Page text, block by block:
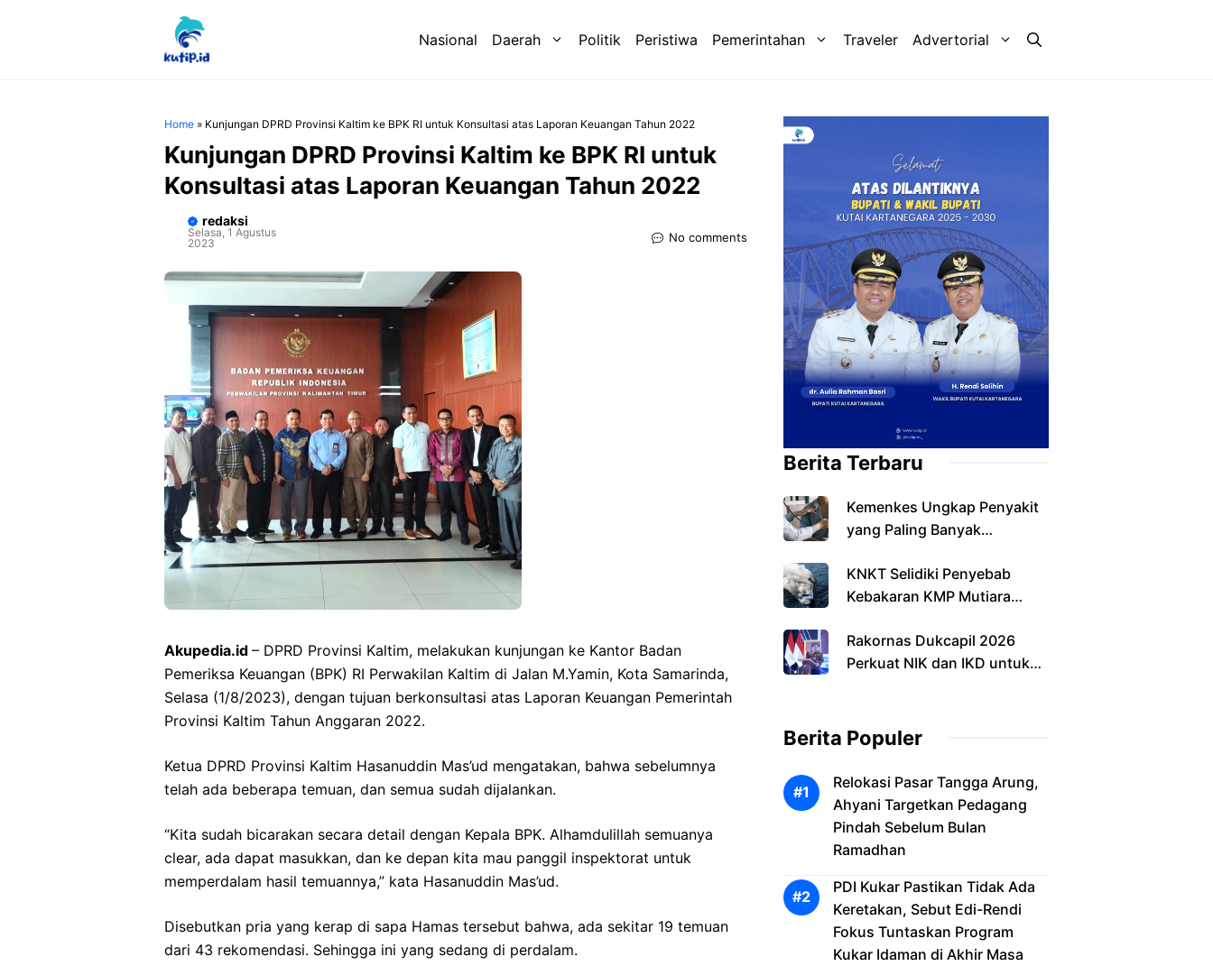
Nasional Daerah Politik Peristiwa Pemerintahan Traveler Advertorial
Home » Kunjungan DPRD Provinsi Kaltim ke BPK RI untuk Konsultasi atas Laporan Keuangan Tahun 2022
Kunjungan DPRD Provinsi Kaltim ke BPK RI untuk
Konsultasi atas Laporan Keuangan Tahun 2022
redaksi
Selasa, 1 Agustus
2023
No comments
Akupedia.id – DPRD Provinsi Kaltim, melakukan kunjungan ke Kantor Badan
Pemeriksa Keuangan (BPK) RI Perwakilan Kaltim di Jalan M.Yamin, Kota Samarinda,
Selasa (1/8/2023), dengan tujuan berkonsultasi atas Laporan Keuangan Pemerintah
Provinsi Kaltim Tahun Anggaran 2022.
Ketua DPRD Provinsi Kaltim Hasanuddin Mas’ud mengatakan, bahwa sebelumnya
telah ada beberapa temuan, dan semua sudah dijalankan.
“Kita sudah bicarakan secara detail dengan Kepala BPK. Alhamdulillah semuanya
clear, ada dapat masukkan, dan ke depan kita mau panggil inspektorat untuk
memperdalam hasil temuannya,” kata Hasanuddin Mas’ud.
Disebutkan pria yang kerap di sapa Hamas tersebut bahwa, ada sekitar 19 temuan
dari 43 rekomendasi. Sehingga ini yang sedang di perdalam.
Berita Terbaru
Kemenkes Ungkap Penyakit
yang Paling Banyak
Indonesia
KNKT Selidiki Penyebab
Kebakaran KMP Mutiara
Resmi Berakhir
Rakornas Dukcapil 2026
Perkuat NIK dan IKD untuk
Berita Populer
Relokasi Pasar Tangga Arung,
Ahyani Targetkan Pedagang
Pindah Sebelum Bulan
Ramadhan
PDI Kukar Pastikan Tidak Ada
Keretakan, Sebut Edi-Rendi
Fokus Tuntaskan Program
Kukar Idaman di Akhir Masa